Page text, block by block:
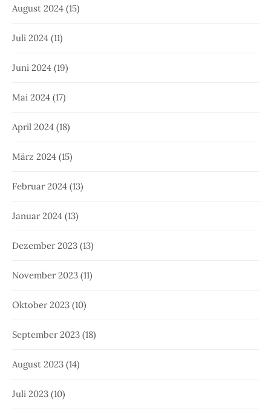
August 2024 (15)
Juli 2024 (11)
Juni 2024 (19)
Mai 2024 (17)
April 2024 (18)
März 2024 (15)
Februar 2024 (13)
Januar 2024 (13)
Dezember 2023 (13)
November 2023 (11)
Oktober 2023 (10)
September 2023 (18)
August 2023 (14)
Juli 2023 (10)